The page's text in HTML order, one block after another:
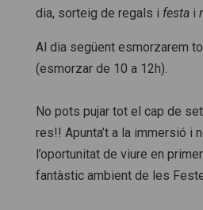
dia, sorteig de regals i festai
Al dia següent esmorzarem
(esmorzar de 10 a 12h).
No pots pujar tot el cap de
res!! Apunta’t a la immersió i
l’oportunitat de viure en
fantàstic ambient de les